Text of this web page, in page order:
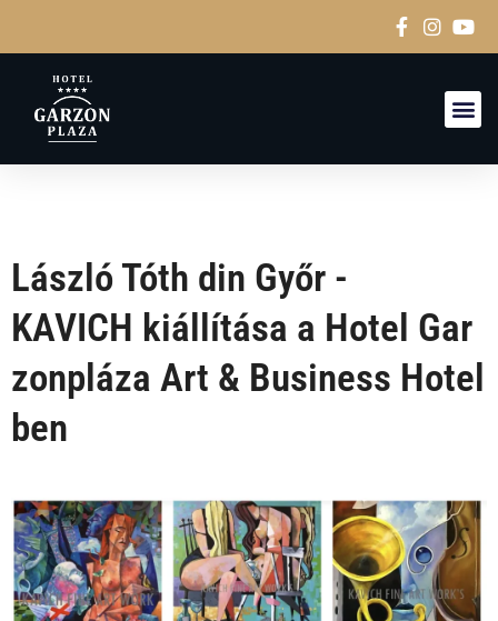
László Tóth din Győr -
KAVICH kiállítása a Hotel Gar
zonpláza Art & Business Hotel
ben